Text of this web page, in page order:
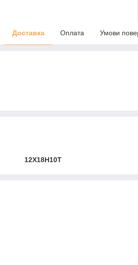
Доставка Оплата Умови
12Х18Н10Т